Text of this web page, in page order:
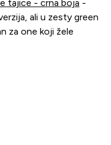
tajice - crna boja -
ali u zesty green
za one koji žele